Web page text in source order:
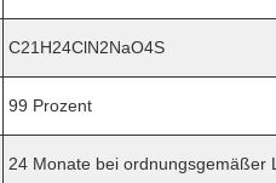
C21H24ClN2NaO4S
99 Prozent
24 Monate bei ordnungsgemäßer